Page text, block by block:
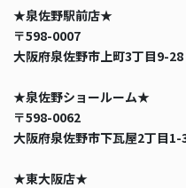
★泉佐野駅前店★
〒598-0007
大阪府泉佐野市上町3丁目9-28
★泉佐野ショールーム★
〒598-0062
大阪府泉佐野市下瓦屋2丁目1-
★東大阪店★